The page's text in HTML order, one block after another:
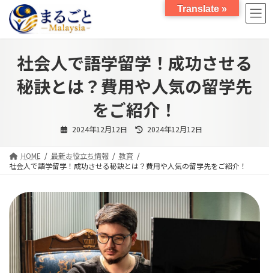
社会人で語学留学！成功させる
秘訣とは？費用や人気の留学先
をご紹介！
2024年12月12日 最
終
時
:
2024年12月12日
HOME 最新お役立ち情報
教育
社会人で語学留学！成功させる秘訣とは？費用や人気の留学先をご紹介！
Translate »